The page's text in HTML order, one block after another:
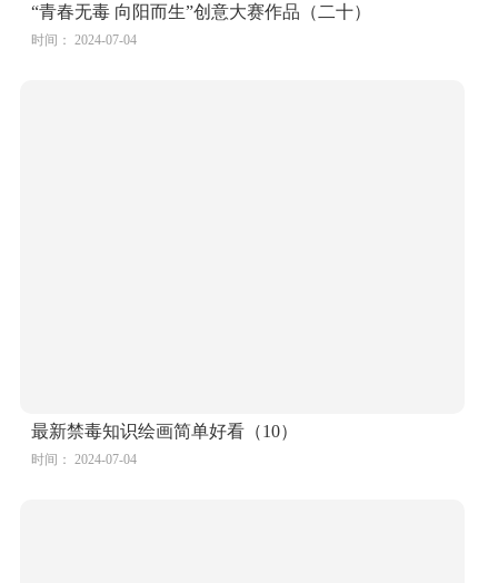
“青春无毒 向阳而生”创意大赛作品（二十）
时间： 2024-07-04
最新禁毒知识绘画简单好看（10）
时间： 2024-07-04